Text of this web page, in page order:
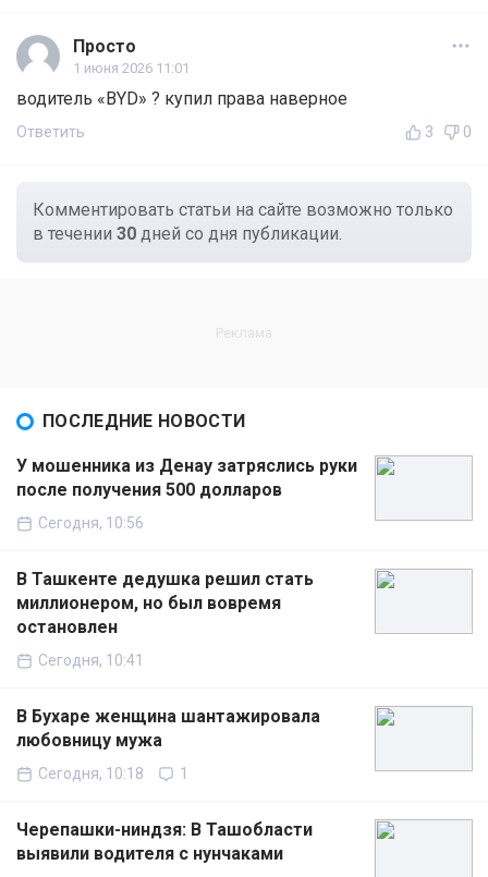
Просто
1 июня 2026 11:01
водитель «BYD» ? купил права наверное
Ответить 3 0
Комментировать статьи на сайте возможно только
в течении 30 дней со дня публикации.
ПОСЛЕДНИЕ НОВОСТИ
У мошенника из Денау затряслись руки
после получения 500 долларов
Сегодня, 10:56
В Ташкенте дедушка решил стать
миллионером, но был вовремя
остановлен
Сегодня, 10:41
В Бухаре женщина шантажировала
любовницу мужа
Сегодня, 10:18 1
Черепашки-ниндзя: В Ташобласти
выявили водителя с нунчаками